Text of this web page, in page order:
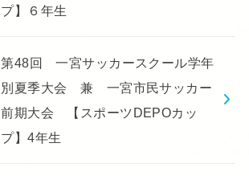
プ】６年生
第48回 一宮サッカースクール学年
別夏季大会 兼 一宮市民サッカー
前期大会 【スポーツDEPOカッ
プ】4年生